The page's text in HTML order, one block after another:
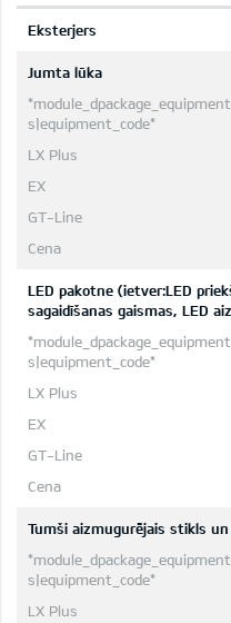
Eksterjers
Jumta lūka
LED pakotne (ietver:LED
sagaidīšanas gaismas, LED
Tumši aizmugurējais stikls